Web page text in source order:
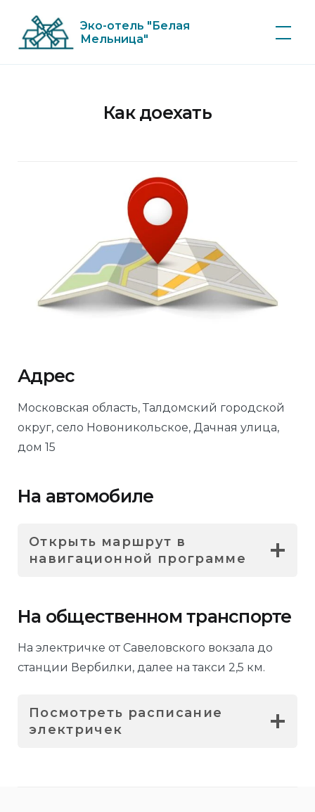
content
Эко-отель "Белая
Мельница"
Как доехать
Адрес
Московская область, Талдомский городской
округ, село Новоникольское, Дачная улица,
дом 15
На автомобиле
Открыть маршрут в
навигационной программе
На общественном транспорте
На электричке от Савеловского вокзала до
станции Вербилки, далее на такси 2,5 км.
Посмотреть расписание
электричек